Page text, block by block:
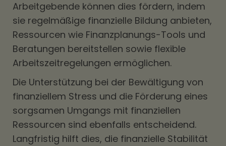
Arbeitgebende können dies fördern, indem
sie regelmäßige finanzielle Bildung anbieten,
Ressourcen wie Finanzplanungs-Tools und
Beratungen bereitstellen sowie flexible
Arbeitszeitregelungen ermöglichen.
Die Unterstützung bei der Bewältigung von
finanziellem Stress und die Förderung eines
sorgsamen Umgangs mit finanziellen
Ressourcen sind ebenfalls entscheidend.
Langfristig hilft dies, die finanzielle Stabilität